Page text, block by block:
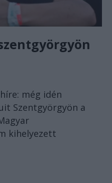
még idén
Szentgyörgyön a
kihelyezett